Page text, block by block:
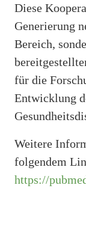
Diese
Generierung
Bereich,
für die
Entwicklung
Weitere
folgendem
https://